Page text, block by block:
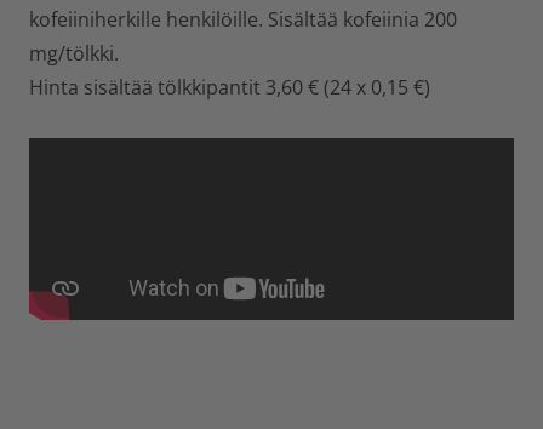
kofeiiniherkille henkilöille. Sisältää kofeiinia 200
mg/tölkki.
Hinta sisältää tölkkipantit 3,60 € (24 x 0,15 €)